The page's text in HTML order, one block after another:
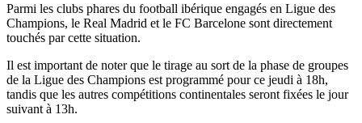
Parmi les clubs phares du football ibérique engagés en Ligue des
Champions, le Real Madrid et le FC Barcelone sont directement
touchés par cette situation.
Il est important de noter que le tirage au sort de la phase de groupes
de la Ligue des Champions est programmé pour ce jeudi à 18h,
tandis que les autres compétitions continentales seront fixées le jour
suivant à 13h.